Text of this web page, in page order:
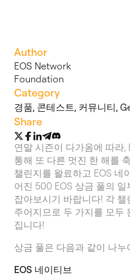
Author
EOS Network
Foundation
Category
경품, 콘테스트, 커뮤니티,
Share
연말 시즌이 다가옴에 따라,
통해 또 다른 멋진 한 해를
챌린지를 왈료하고 EOS 네
어진 500 EOS 상금 풀의
잡아보시기 바랍니다! 각
주어지므로 두 가지를 모두
집니다!
상금 풀은 다음과 같이 나누
EOS 네이티브